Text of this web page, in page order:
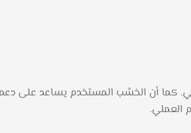
كما أن الخشب المستخدم يساعد على
العملي.